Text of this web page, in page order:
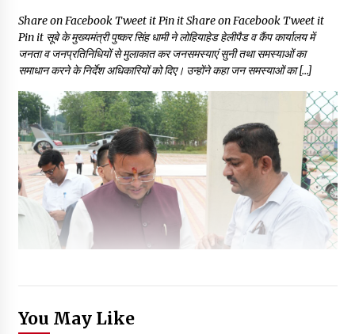
Share on Facebook Tweet it Pin it Share on Facebook Tweet it
Pin it सूबे के मुख्यमंत्री पुष्कर सिंह धामी ने लोहियाहेड हेलीपैड व कैंप कार्यालय में
जनता व जनप्रतिनिधियों से मुलाकात कर जनसमस्याएं सुनी तथा समस्याओं का
समाधान करने के निर्देश अधिकारियों को दिए। उन्होंने कहा जन समस्याओं का […]
You May Like